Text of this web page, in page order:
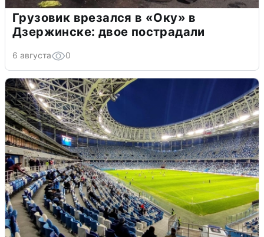
Грузовик врезался в «Оку» в
Дзержинске: двое пострадали
6 августа 0